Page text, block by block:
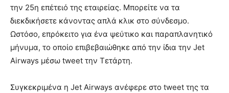
την 25η επέτειό της εταιρείας. Μπορείτε να τα
διεκδικήσετε κάνοντας απλά κλικ στο σύνδεσμο.
Ωστόσο, επρόκειτο για ένα ψεύτικο και παραπλανητικό
μήνυμα, το οποίο επιβεβαιώθηκε από την ίδια την Jet
Airways μέσω tweet την Τετάρτη.
Συγκεκριμένα η Jet Airways ανέφερε στο tweet της τα